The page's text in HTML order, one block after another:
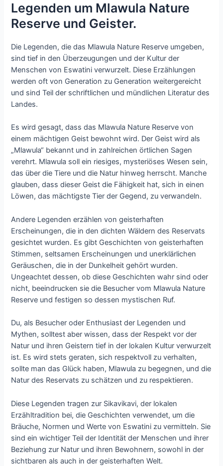
Legenden um Mlawula Nature
Reserve und Geister.
Die Legenden, die das Mlawula Nature Reserve umgeben,
sind tief in den Überzeugungen und der Kultur der
Menschen von Eswatini verwurzelt. Diese Erzählungen
werden oft von Generation zu Generation weitergereicht
und sind Teil der schriftlichen und mündlichen Literatur des
Landes.
Es wird gesagt, dass das Mlawula Nature Reserve von
einem mächtigen Geist bewohnt wird. Der Geist wird als
„Mlawula“ bekannt und in zahlreichen örtlichen Sagen
verehrt. Mlawula soll ein riesiges, mysteriöses Wesen sein,
das über die Tiere und die Natur hinweg herrscht. Manche
glauben, dass dieser Geist die Fähigkeit hat, sich in einen
Löwen, das mächtigste Tier der Gegend, zu verwandeln.
Andere Legenden erzählen von geisterhaften
Erscheinungen, die in den dichten Wäldern des Reservats
gesichtet wurden. Es gibt Geschichten von geisterhaften
Stimmen, seltsamen Erscheinungen und unerklärlichen
Geräuschen, die in der Dunkelheit gehört wurden.
Ungeachtet dessen, ob diese Geschichten wahr sind oder
nicht, beeindrucken sie die Besucher vom Mlawula Nature
Reserve und festigen so dessen mystischen Ruf.
Du, als Besucher oder Enthusiast der Legenden und
Mythen, solltest aber wissen, dass der Respekt vor der
Natur und ihren Geistern tief in der lokalen Kultur verwurzelt
ist. Es wird stets geraten, sich respektvoll zu verhalten,
sollte man das Glück haben, Mlawula zu begegnen, und die
Natur des Reservats zu schätzen und zu respektieren.
Diese Legenden tragen zur Sikavikavi, der lokalen
Erzähltradition bei, die Geschichten verwendet, um die
Bräuche, Normen und Werte von Eswatini zu vermitteln. Sie
sind ein wichtiger Teil der Identität der Menschen und ihrer
Beziehung zur Natur und ihren Bewohnern, sowohl in der
sichtbaren als auch in der geisterhaften Welt.